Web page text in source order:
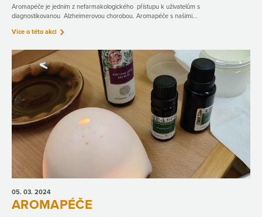
Aromapéče je jedním z nefarmakologického přístupu k uživatelům s
diagnostikovanou Alzheimerovou chorobou. Aromapéče s našimi...
Více o této akci
05. 03. 2024
AROMAPÉČE